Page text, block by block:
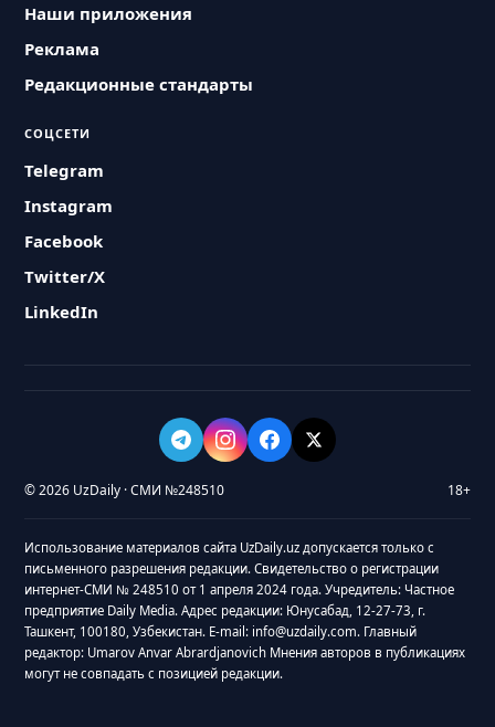
Наши приложения
Реклама
Редакционные стандарты
СОЦСЕТИ
Telegram
Instagram
Facebook
Twitter/X
LinkedIn
© 2026 UzDaily · СМИ №248510 18+
Использование материалов сайта UzDaily.uz допускается только с
письменного разрешения редакции. Свидетельство о регистрации
интернет-СМИ № 248510 от 1 апреля 2024 года. Учредитель: Частное
предприятие Daily Media. Адрес редакции: Юнусабад, 12-27-73, г.
Ташкент, 100180, Узбекистан. E-mail: info@uzdaily.com. Главный
редактор: Umarov Anvar Abrardjanovich Мнения авторов в публикациях
могут не совпадать с позицией редакции.